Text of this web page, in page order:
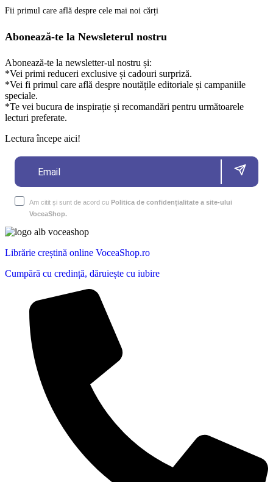
Fii primul care află despre cele mai noi cărți
Abonează-te la Newsleterul nostru
Abonează-te la newsletter-ul nostru și:
*Vei primi reduceri exclusive și cadouri surpriză.
*Vei fi primul care află despre noutățile editoriale și campaniile
speciale.
*Te vei bucura de inspirație și recomandări pentru următoarele
lecturi preferate.
Lectura începe aici!
Am citit și sunt de acord cu Politica de confidențialitate a site-ului
VoceaShop.
Librărie creștină online VoceaShop.ro
Cumpără cu credință, dăruiește cu iubire